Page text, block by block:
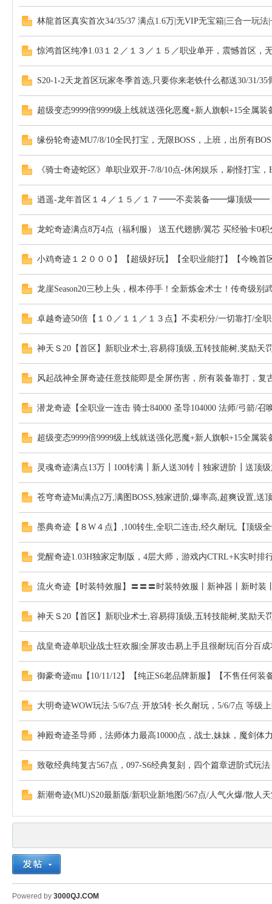
林龍首区真实首次34/35/37 满点1.6万|无VIP无宝箱|三合一玩
惊鸿首区纯净1.03１２／１３／１５／职业单开，震憾首区，
S20-1-2天龙首区玩家冬季首选,只要你来老铁什么都送30/31/
超级变态9999倍9999级上线就送强化恶魔+新人旗帜+15全属装
缘份轮奇迹MU7/8/10全民打宝，无限BOSS，上班，出所有
《骑士奇迹蛇区》单职业双开-7/8/10点-休闲娱乐，刷怪打宝
逍遥-龙年首区１４／１５／１７━━不卖装备━━爆顶级━━
龙蛇奇迹满点8万4点（福利服） 送五代翅膀/翼芯 买经验卡0
小鸡奇迹１２０００】【超级好玩】【全职业能打】【今晚首
龙崖Season20三秒上头，根本停手！全新炼金术士！传奇级
卓越奇迹50倍【１０／１１／１３点】不卖积分/一切靠打/全
神天Ｓ20【首区】新职业术士,容易得顶级,五转技能树,奖励天
风起战神全屏奇迹任意技能即是全屏伤害，所有装备靠打，复
潜龙奇迹【全职业一连击 骑士84000 圣导104000 法师/弓箭/召
超级变态9999倍9999级上线就送强化恶魔+新人旗帜+15全属装
灵魂奇迹满点13万┃100转满┃新人送30转┃独家进阶┃送顶
苍穹奇迹Mu满点2万,满图BOSS,独家进阶,爆率高,超爽设置,送
墨典奇迹【８W４点】,100转生,全职二连击,经久耐玩,【顶级
觉醒奇迹1.03H独家定制版，4层大师，游戏内CTRL+K实时排
流火奇迹【时装特效服】〓〓〓时装特效服丨新神器丨新时
神天Ｓ20【首区】新职业术士,容易得顶级,五转技能树,奖励天
战皇奇迹单职业战士狂欢服|全屏攻击易上手且很耐玩|百分百
御豪奇迹mu【10/11/12】【纯正S6老品牌新服】【不售任何装
大明奇迹WOW玩法·5/6/7点·开放5转·长久耐玩，5/6/7点 等级
神殿奇迹圣导师，法师体力最高10000点，战士,妹妹，魔剑体
致敬经典纯复古567点，097-S6经典复刻，四个篇章进阶式玩
新潮奇迹(MU)S20最新版/新职业新地图/567点/人气火爆/散人
Powered by 3000QJ.COM